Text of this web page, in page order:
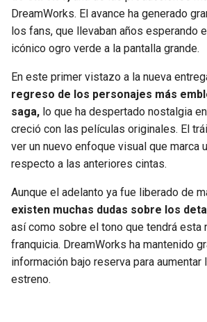
PANTHERS
SAINTS
BUCCANEERS
JAZZ
DreamWorks. El avance ha generado
los fans, que llevaban años esperando
icónico ogro verde a la pantalla grande.
En este primer vistazo a la nueva
regreso de los personajes más
saga, lo que ha despertado nostalgia
creció con las películas originales. El
ver un nuevo enfoque visual que marca
respecto a las anteriores cintas.
Aunque el adelanto ya fue liberado de
existen muchas dudas sobre los
así como sobre el tono que tendrá esta
franquicia. DreamWorks ha mantenido
información bajo reserva para aumentar
estreno.